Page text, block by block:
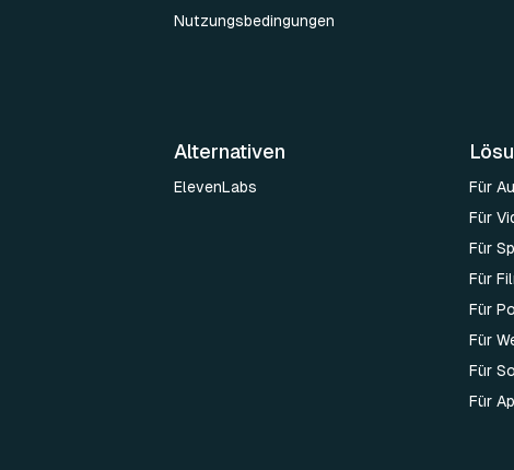
Nutzungsbedingungen
Alternativen
ElevenLabs
Für
Für
Für
Für
Für
Für
Für
Für